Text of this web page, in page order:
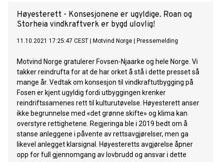
Høyesterett - Konsesjonene er ugyldige. Roan og
Storheia vindkraftverk er bygd ulovlig!
11.10.2021 17:25:47 CEST Motvind Norge Pressemelding
Motvind Norge gratulerer Fovsen-Njaarke og hele Norge. Vi
takker reindrufta for at de har orket å stå i dette presset så
mange år. Vedtak om konsesjon til vindkraftutbygging på
Fosen er kjent ugyldig fordi utbyggingen krenker
reindriftssamenes rett til kulturutøvelse. Høyesterett anser
ikke begrunnelse med «det grønne skifte» og klima kan
overstyre rettighetene. Regjeringa ble i 2019 bedt om å
stanse anleggene i påvente av rettsavgjørelser, men ga
likevel anlegget klarsignal. Høyesteretts avgjørelse åpner
opp for full gjennomgang av lovbrudd og ansvar i dette